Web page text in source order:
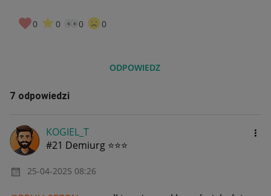
0 0 0 0
ODPOWIEDZ
7 odpowiedzi
KOGIEL_T
#21 Demiurg ⭐⭐⭐
‎25-04-2025 08:26